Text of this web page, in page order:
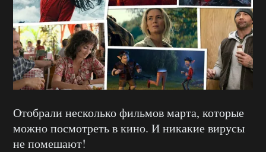
Отобрали несколько фильмов марта, которые
можно посмотреть в кино. И никакие вирусы
не помешают!